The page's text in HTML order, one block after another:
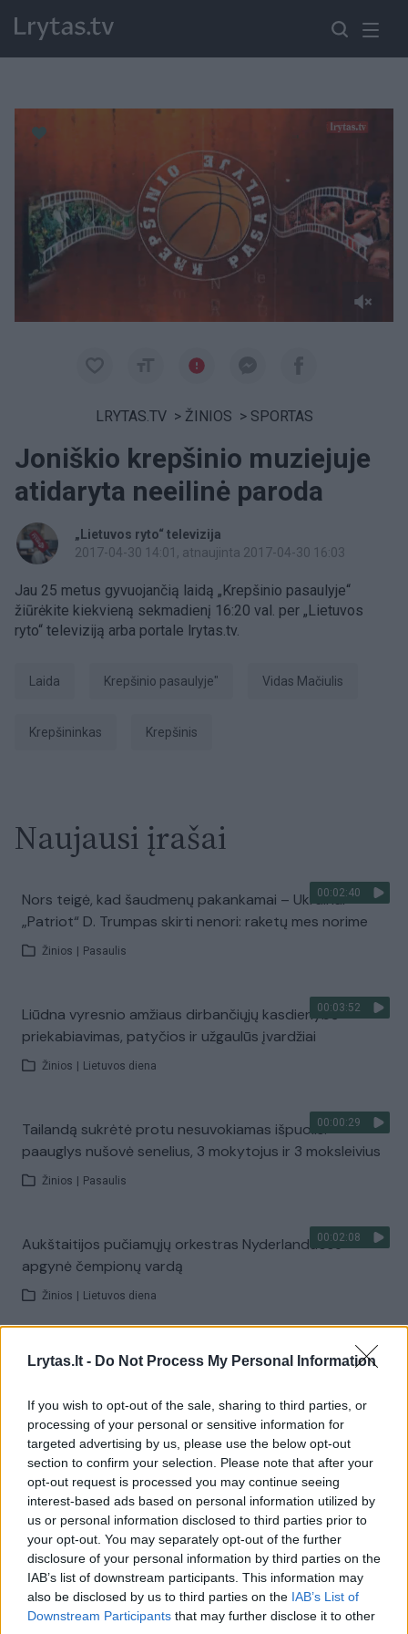
Lrytas.lt - Do Not Process My Personal Information
If you wish to opt-out of the sale, sharing to third parties, or
processing of your personal or sensitive information for
targeted advertising by us, please use the below opt-out
section to confirm your selection. Please note that after your
opt-out request is processed you may continue seeing
interest-based ads based on personal information utilized by
us or personal information disclosed to third parties prior to
your opt-out. You may separately opt-out of the further
disclosure of your personal information by third parties on the
IAB’s list of downstream participants. This information may
also be disclosed by us to third parties on the IAB’s List of
Downstream Participants that may further disclose it to other
LRYTAS.TV > ŽINIOS > SPORTAS
Joniškio krepšinio muziejuje
atidaryta neeilinė paroda
„Lietuvos ryto“ televizija
2017-04-30 14:01 , atnaujinta 2017-04-30 16:03
Jau 25 metus gyvuojančią laidą „Krepšinio pasaulyje“
žiūrėkite kiekvieną sekmadienį 16:20 val. per „Lietuvos
ryto“ televiziją arba portale lrytas.tv.
laida Krepšinio pasaulyje" Vidas Mačiulis
krepšininkas Krepšinis
Naujausi įrašai
00:02:40
Nors teigė, kad šaudmenų pakankamai – Ukrainai
„Patriot“ D. Trumpas skirti nenori: raketų mes norime
Žinios Pasaulis
00:03:52
Liūdna vyresnio amžiaus dirbančiųjų kasdienybė –
priekabiavimas, patyčios ir užgaulūs įvardžiai
Žinios Lietuvos diena
00:00:29
Tailandą sukrėtė protu nesuvokiamas išpuolis:
paauglys nušovė senelius, 3 mokytojus ir 3 moksleivius
Žinios Pasaulis
00:02:08
Aukštaitijos pučiamųjų orkestras Nyderlanduose
apgynė čempionų vardą
Žinios Lietuvos diena
Visi įrašai
Žiūrimiausi įrašai
00:00:30
Vaizdai iš tragiškos avarijos Vilniaus r.: dviejų moterų ir
vaiko gyvybių išgelbėti nepavyko
Žinios | Lietuvos diena
00:00:57
Savaitės vidurys nusimato karštas: temperatūra kils iki